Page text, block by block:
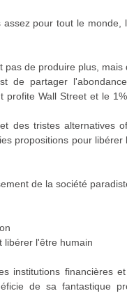
pour tout le monde,
pas de produire plus, mais
de partager
profite Wall Street et le
des tristes alternatives
propositions pour
de la société
libérer l'être humain
institutions financières
de sa fantastique